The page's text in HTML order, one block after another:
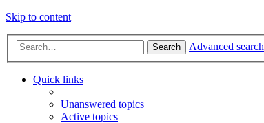
Skip to content
Search Advanced search
Quick links
Unanswered topics
Active topics